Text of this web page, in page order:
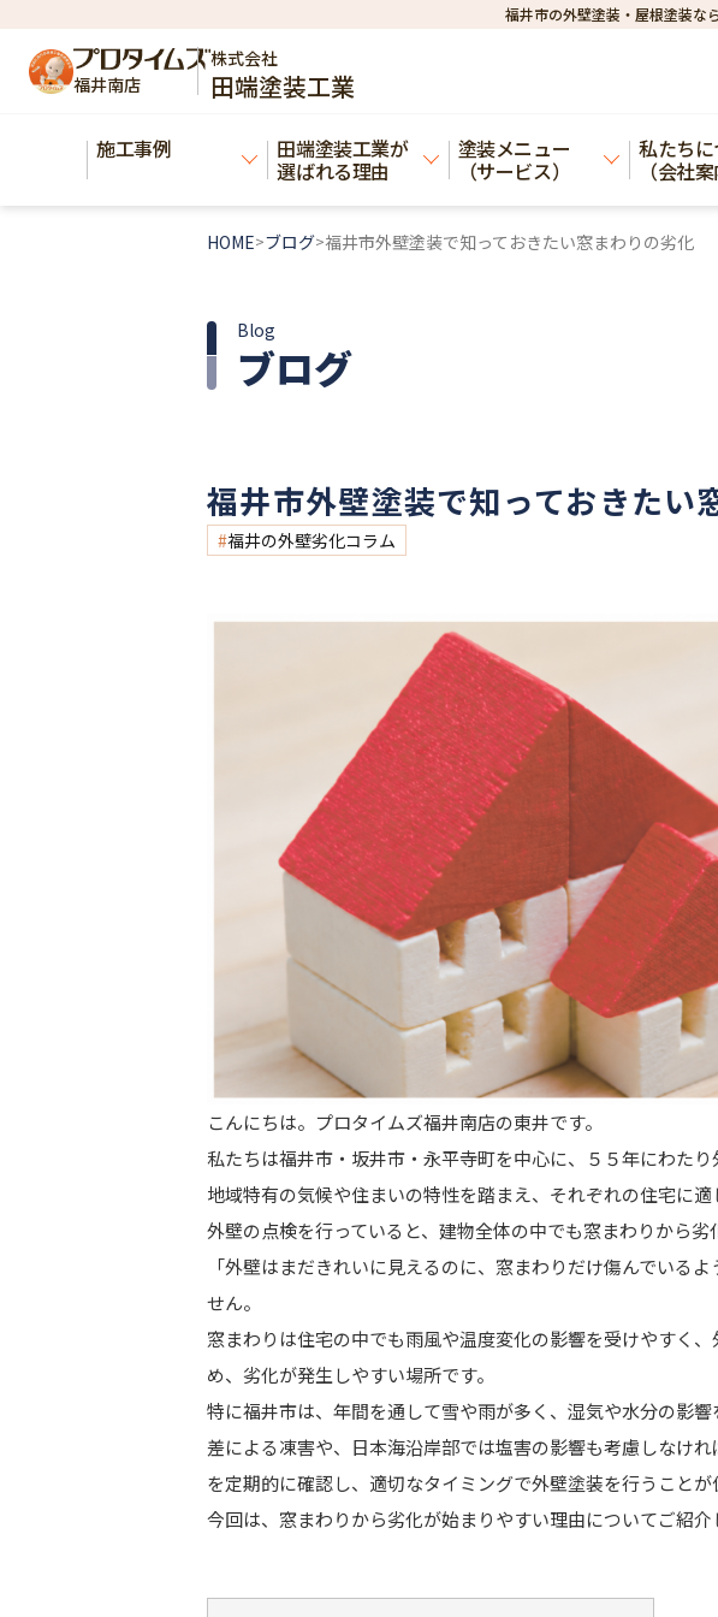
福井市の外壁塗装・屋根塗装な
福井南店
株式会社
田端塗装工業
施工事例​ 田端塗装工業が
選ばれる理由
塗装メニュー
（サービス）
私たち
（会社案
HOME>ブログ>福井市外壁塗装で知っておきたい窓まわりの劣化
ブログ
Blog
福井市外壁塗装で知っておきたい
福井の外壁劣化コラム
こんにちは。プロタイムズ福井南店の東井です。
私たちは福井市・坂井市・永平寺町を中心に、５５年にわたり
地域特有の気候や住まいの特性を踏まえ、それぞれの住宅に適
外壁の点検を行っていると、建物全体の中でも窓まわりから劣
「外壁はまだきれいに見えるのに、窓まわりだけ傷んでいる
せん。
窓まわりは住宅の中でも雨風や温度変化の影響を受けやすく
め、劣化が発生しやすい場所です。
特に福井市は、年間を通して雪や雨が多く、湿気や水分の影
差による凍害や、日本海沿岸部では塩害の影響も考慮しなけ
を定期的に確認し、適切なタイミングで外壁塗装を行うことが
今回は、窓まわりから劣化が始まりやすい理由についてご紹介